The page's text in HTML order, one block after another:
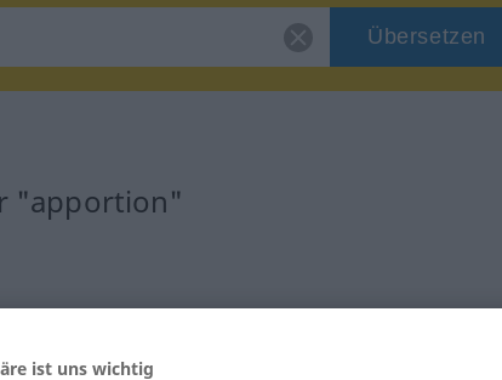
Übersetzen
"apportion"
ist uns wichtig